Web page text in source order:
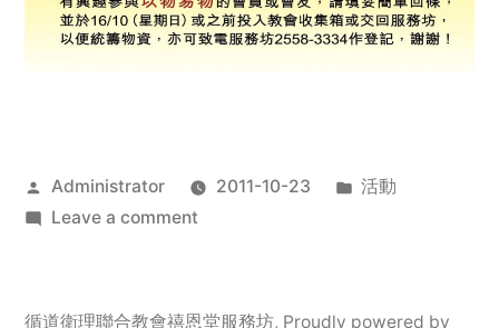
Posted
by
Administrator 2011-10-23
Posted
活動
Leave a commenton
服
循道衛理聯合教會禧恩堂服務坊, Proudly powered by